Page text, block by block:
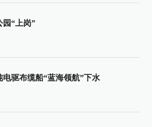
园“上岗”
电驱布缆船“蓝海领航”下水